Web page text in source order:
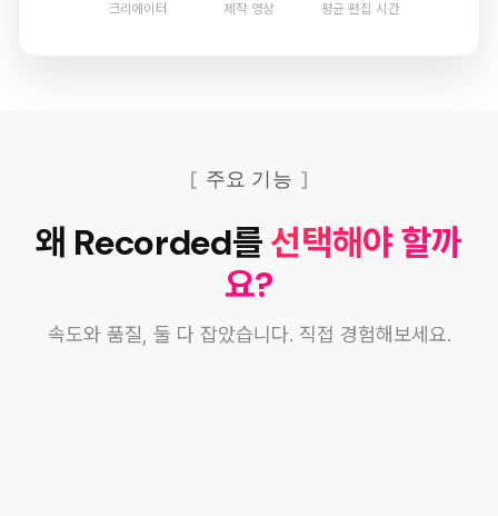
크리에이터 제작 영상 평균 편집 시간
주요 기능
왜 Recorded를선택해야 할까
요?
속도와 품질, 둘 다 잡았습니다. 직접 경험해보세요.